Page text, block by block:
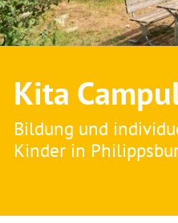
Kita
Bildung und
Kinder in